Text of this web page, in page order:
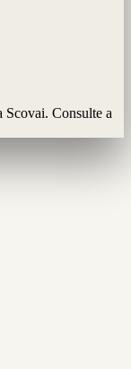
Scovai. Consulte a